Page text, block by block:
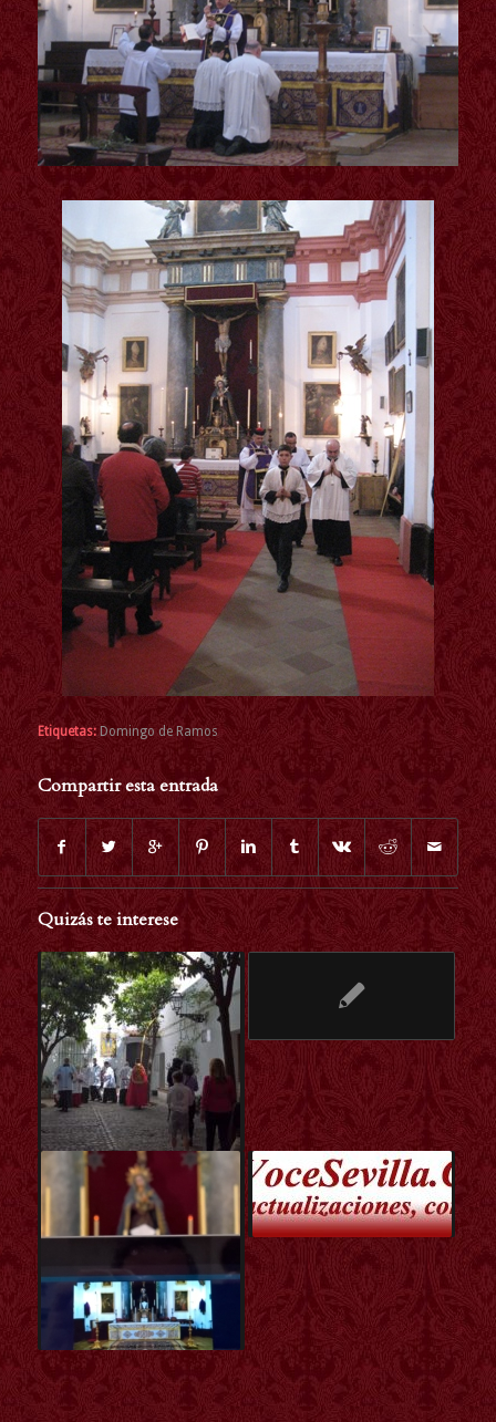
Etiquetas: Domingo de Ramos
Compartir esta entrada
Quizás te interese